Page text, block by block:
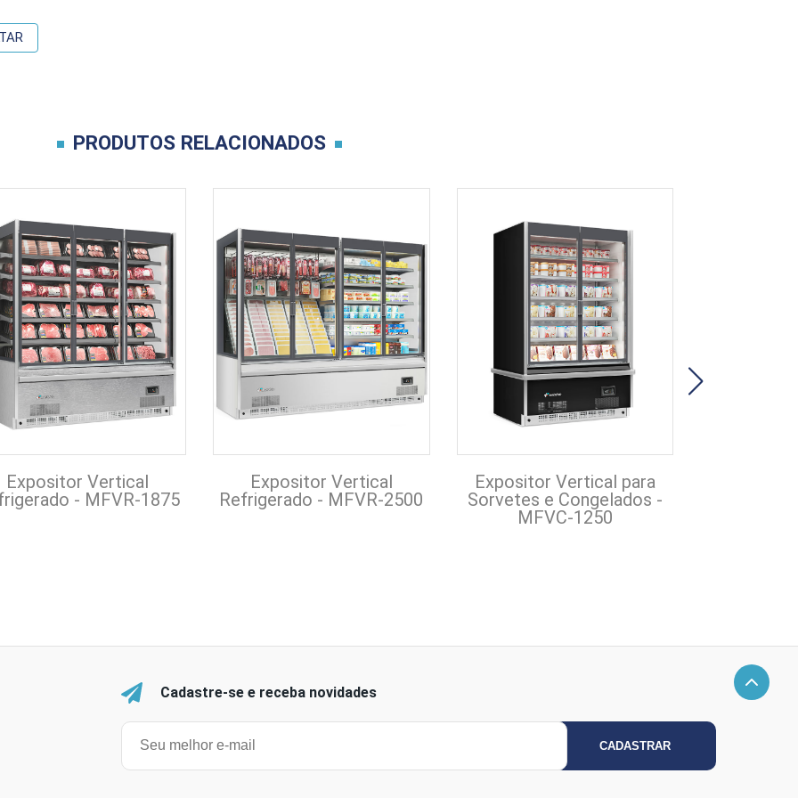
PRODUTOS RELACIONADOS
Expositor Vertical
- MFVR-1875
Expositor Vertical
Refrigerado - MFVR-2500
Expositor Vertical para
Sorvetes e Congelados -
MFVC-1250
Cadastre-se e receba novidades
CADASTRAR